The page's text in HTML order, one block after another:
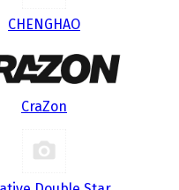
CHENGHAO
CraZon